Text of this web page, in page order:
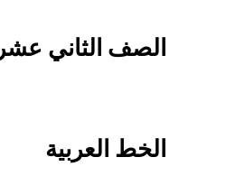
الصف الثاني عشر
الخط العربية